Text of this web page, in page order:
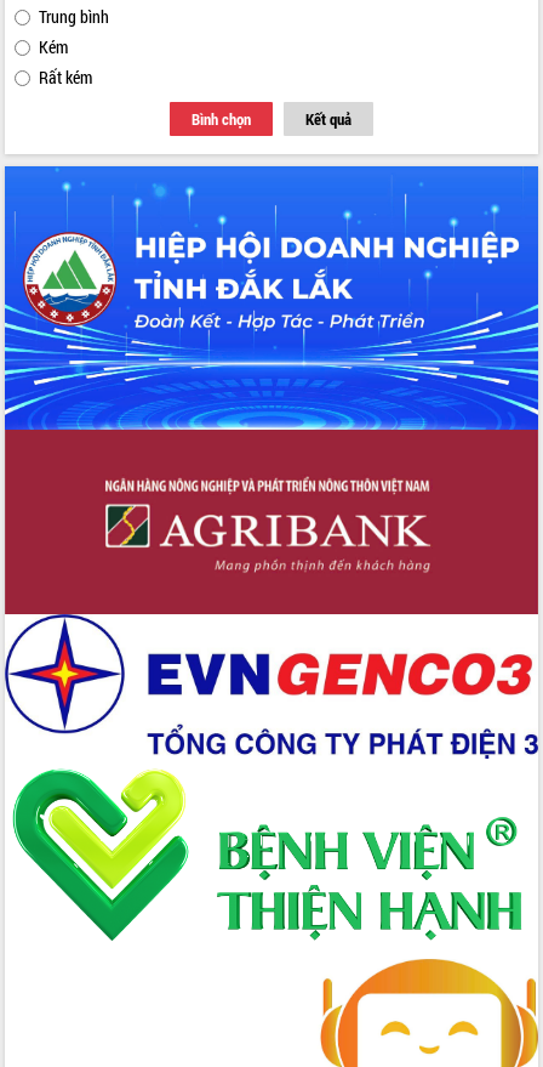
Trung bình
Kém
Rất kém
Bình chọn Kết quả